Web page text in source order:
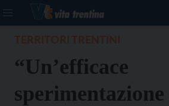
“Un’efficace